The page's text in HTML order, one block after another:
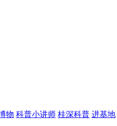
物 科普小讲师 桂深科普 进基地